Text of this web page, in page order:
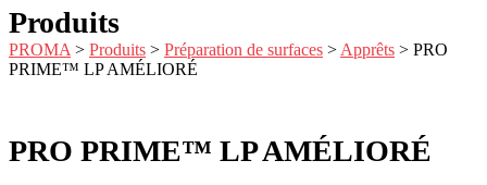
Produits
PROMA > Produits > Préparation de surfaces > Apprêts > PRO
PRIME™ LP AMÉLIORÉ
PRO PRIME™ LP AMÉLIORÉ